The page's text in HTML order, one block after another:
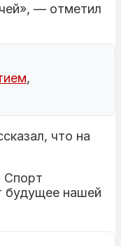
— отметил
,
что на
Спорт
будущее нашей